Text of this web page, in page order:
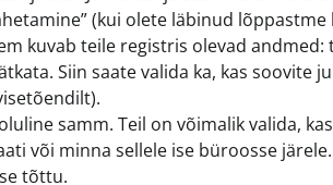
(kui olete läbinud lõppastme
kuvab teile registris olevad
Siin saate valida ka, kas soovite
samm. Teil on võimalik valida,
või minna sellele ise büroosse
tõttu.